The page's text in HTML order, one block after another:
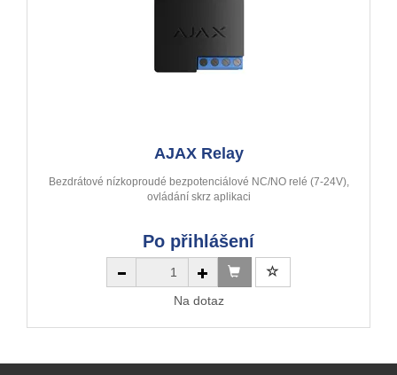
AJAX Relay
Bezdrátové nízkoproudé bezpotenciálové NC/NO relé (7-24V),
ovládání skrz aplikaci
Po přihlášení
Na dotaz